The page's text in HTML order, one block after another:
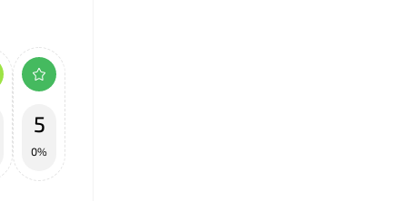
5
0%